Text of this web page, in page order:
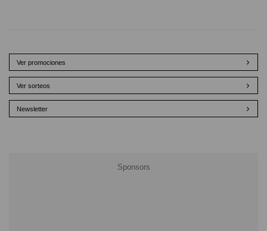
Ver promociones
Ver sorteos
Newsletter